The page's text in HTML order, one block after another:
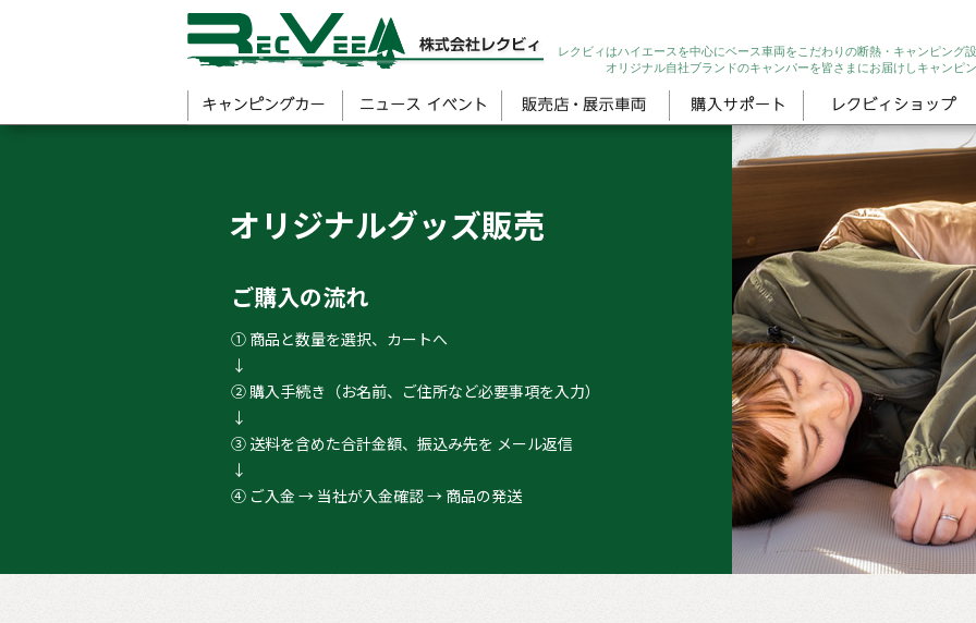
レクビィはハイエースを中心にベース車両をこだわりの断熱・キャンピング
オリジナル自社ブランドのキャンパーを皆さまにお届けしキャンピ
オリジナルグッズ販売
ご購入の流れ
① 商品と数量を選択、カートへ
↓
② 購入手続き（お名前、ご住所など必要事項を入力）
↓
③ 送料を含めた合計金額、振込み先を メール返信
↓
④ ご入金 → 当社が入金確認 → 商品の発送